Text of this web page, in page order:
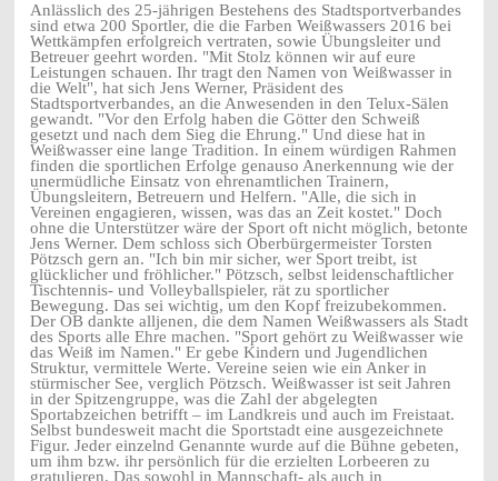
Anlässlich des 25-jährigen Bestehens des Stadtsportverbandes
sind etwa 200 Sportler, die die Farben Weißwassers 2016 bei
Wettkämpfen erfolgreich vertraten, sowie Übungsleiter und
Betreuer geehrt worden. "Mit Stolz können wir auf eure
Leistungen schauen. Ihr tragt den Namen von Weißwasser in
die Welt", hat sich Jens Werner, Präsident des
Stadtsportverbandes, an die Anwesenden in den Telux-Sälen
gewandt. "Vor den Erfolg haben die Götter den Schweiß
gesetzt und nach dem Sieg die Ehrung." Und diese hat in
Weißwasser eine lange Tradition. In einem würdigen Rahmen
finden die sportlichen Erfolge genauso Anerkennung wie der
unermüdliche Einsatz von ehrenamtlichen Trainern,
Übungsleitern, Betreuern und Helfern. "Alle, die sich in
Vereinen engagieren, wissen, was das an Zeit kostet." Doch
ohne die Unterstützer wäre der Sport oft nicht möglich, betonte
Jens Werner. Dem schloss sich Oberbürgermeister Torsten
Pötzsch gern an. "Ich bin mir sicher, wer Sport treibt, ist
glücklicher und fröhlicher." Pötzsch, selbst leidenschaftlicher
Tischtennis- und Volleyballspieler, rät zu sportlicher
Bewegung. Das sei wichtig, um den Kopf freizubekommen.
Der OB dankte alljenen, die dem Namen Weißwassers als Stadt
des Sports alle Ehre machen. "Sport gehört zu Weißwasser wie
das Weiß im Namen." Er gebe Kindern und Jugendlichen
Struktur, vermittele Werte. Vereine seien wie ein Anker in
stürmischer See, verglich Pötzsch. Weißwasser ist seit Jahren
in der Spitzengruppe, was die Zahl der abgelegten
Sportabzeichen betrifft – im Landkreis und auch im Freistaat.
Selbst bundesweit macht die Sportstadt eine ausgezeichnete
Figur. Jeder einzelnd Genannte wurde auf die Bühne gebeten,
um ihm bzw. ihr persönlich für die erzielten Lorbeeren zu
gratulieren. Das sowohl in Mannschaft- als auch in